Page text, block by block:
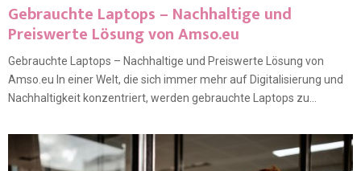
Gebrauchte Laptops – Nachhaltige und
Preiswerte Lösung von Amso.eu
Gebrauchte Laptops – Nachhaltige und Preiswerte Lösung von
Amso.eu In einer Welt, die sich immer mehr auf Digitalisierung und
Nachhaltigkeit konzentriert, werden gebrauchte Laptops zu...